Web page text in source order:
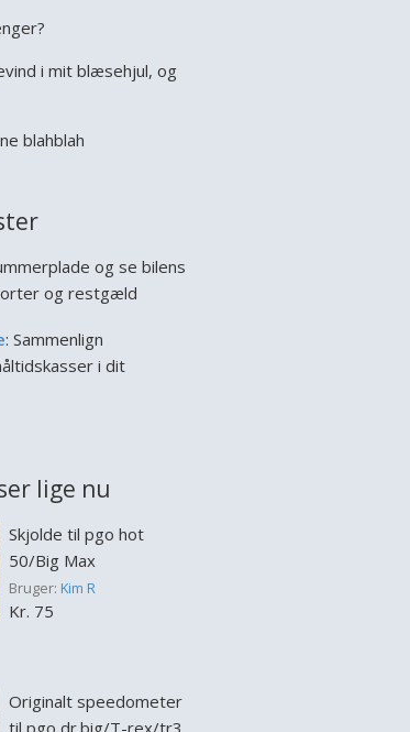
i mit blæsehjul, og
blahblah
og se bilens
og restgæld
: Sammenlign
i dit
lige nu
Skjolde til pgo hot
50/Big Max
Bruger: Kim R
Kr. 75
Originalt speedometer
til pgo dr.big/T-rex/tr3